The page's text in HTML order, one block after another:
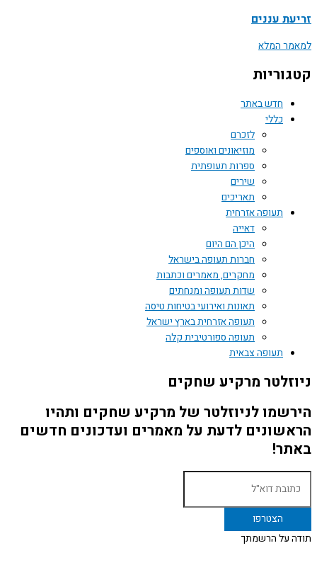
זריעת עננים
למאמר המלא
קטגוריות
חדש באתר
כללי
לזכרם
מוזיאונים ואוספים
ספרות תעופתית
שירים
תאריכים
תעופה אזרחית
דאייה
היכן הם היום
חברות תעופה בישראל
מחקרים, מאמרים וכתבות
שדות תעופה ומנחתים
תאונות ואירועי בטיחות טיסה
תעופה אזרחית בארץ ישראל
תעופה ספורטיבית קלה
תעופה צבאית
ניוזלטר מרקיע שחקים
הירשמו לניוזלטר של מרקיע שחקים ותהיו
הראשונים לדעת על מאמרים ועדכונים חדשים
באתר!
תודה על הרשמתך